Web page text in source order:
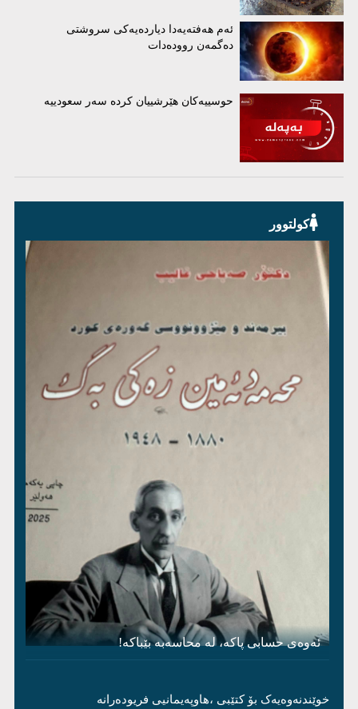
ئەم هەفتەیەدا دیاردەیەکی سروشتی
دەگمەن روودەدات
حوسییەکان هێرشییان کردە سەر سعودییە
کولتوور
ئەوەی حسابی پاکە، لە محاسەبە بێباکە!
خوێندنەوەیەک بۆ کتێبی ،هاوپەیمانیی فریودەرانە